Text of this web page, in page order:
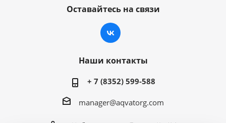
Оставайтесь на связи
Наши контакты
+ 7 (8352) 599-588
manager@aqvatorg.com